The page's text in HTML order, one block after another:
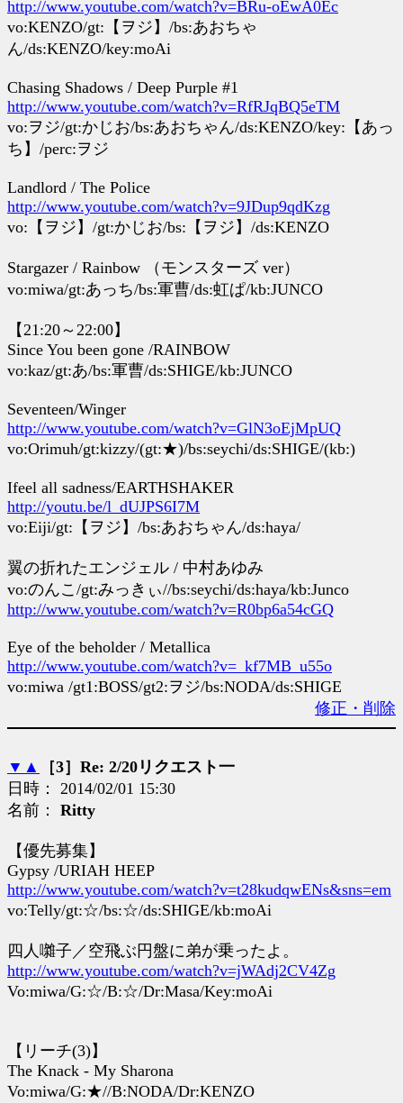
http://www.youtube.com/watch?v=BRu-oEwA0Ec
vo:KENZO/gt:【ヲジ】/bs:あおちゃ
ん/ds:KENZO/key:moAi
Chasing Shadows / Deep Purple #1
http://www.youtube.com/watch?v=RfRJqBQ5eTM
vo:ヲジ/gt:かじお/bs:あおちゃん/ds:KENZO/key:【あっ
ち】/perc:ヲジ
Landlord / The Police
http://www.youtube.com/watch?v=9JDup9qdKzg
vo:【ヲジ】/gt:かじお/bs:【ヲジ】/ds:KENZO
Stargazer / Rainbow （モンスターズ ver）
vo:miwa/gt:あっち/bs:軍曹/ds:虹ぱ/kb:JUNCO
【21:20～22:00】
Since You been gone /RAINBOW
vo:kaz/gt:あ/bs:軍曹/ds:SHIGE/kb:JUNCO
Seventeen/Winger
http://www.youtube.com/watch?v=GlN3oEjMpUQ
vo:Orimuh/gt:kizzy/(gt:★)/bs:seychi/ds:SHIGE/(kb:)
Ifeel all sadness/EARTHSHAKER
http://youtu.be/l_dUJPS6I7M
vo:Eiji/gt:【ヲジ】/bs:あおちゃん/ds:haya/
翼の折れたエンジェル / 中村あゆみ
vo:のんこ/gt:みっきぃ//bs:seychi/ds:haya/kb:Junco
http://www.youtube.com/watch?v=R0bp6a54cGQ
Eye of the beholder / Metallica
http://www.youtube.com/watch?v=_kf7MB_u55o
vo:miwa /gt1:BOSS/gt2:ヲジ/bs:NODA/ds:SHIGE
修正・削除
▼ ▲
［3］Re: 2/20リクエスト一
日時： 2014/02/01 15:30
名前： Ritty
【優先募集】
Gypsy /URIAH HEEP
http://www.youtube.com/watch?v=t28kudqwENs&sns=em
vo:Telly/gt:☆/bs:☆/ds:SHIGE/kb:moAi
四人囃子／空飛ぶ円盤に弟が乗ったよ。
http://www.youtube.com/watch?v=jWAdj2CV4Zg
Vo:miwa/G:☆/B:☆/Dr:Masa/Key:moAi
【リーチ(3)】
The Knack - My Sharona
Vo:miwa/G:★//B:NODA/Dr:KENZO